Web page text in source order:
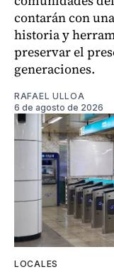
contarán con
historia y
preservar el
generaciones.
RAFAEL ULLOA
6 de agosto de 2026
LOCALES